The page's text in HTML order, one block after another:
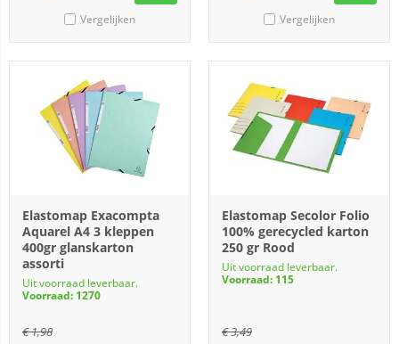
Vergelijken Vergelijken
Elastomap Exacompta
Aquarel A4 3 kleppen
400gr glanskarton
assorti
Uit voorraad leverbaar.
Voorraad: 1270
€1,98
Elastomap Secolor Folio
100% gerecycled karton
250 gr Rood
Uit voorraad leverbaar.
Voorraad: 115
€3,49